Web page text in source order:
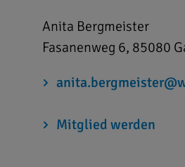
Anita Bergmeister
Fasanenweg 6, 85080
Mitglied werden